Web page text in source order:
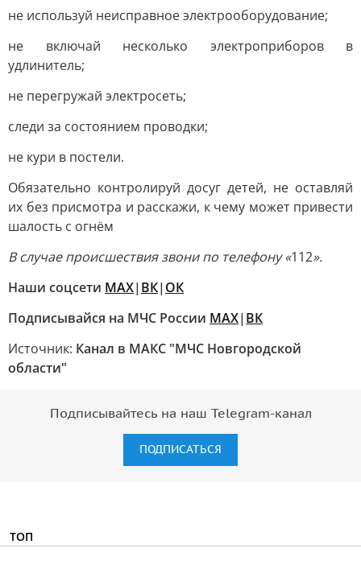
не используй неисправное электрооборудование;
не включай несколько электроприборов в
удлинитель;
не перегружай электросеть;
следи за состоянием проводки;
не кури в постели.
Обязательно контролируй досуг детей, не оставляй
их без присмотра и расскажи, к чему может привести
шалость с огнём
В случае происшествия звони по телефону «112».
Наши соцсети MAX| ВК| ОК
Подписывайся на МЧС России MAX| ВК
Источник: Канал в МАКС "МЧС Новгородской
области"
Подписывайтесь на наш Telegram-канал
ПОДПИСАТЬСЯ
ТОП